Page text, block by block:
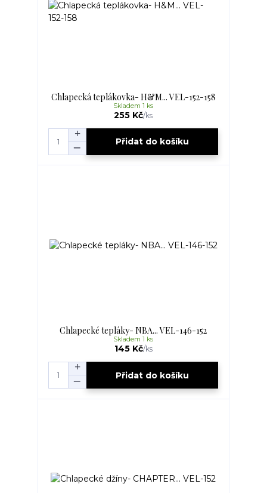
Chlapecká teplákovka- H&M... VEL-152-158
255 Kč/ks
Skladem 1 ks
Přidat do košíku
Chlapecké tepláky- NBA... VEL-146-152
145 Kč/ks
Skladem 1 ks
Přidat do košíku